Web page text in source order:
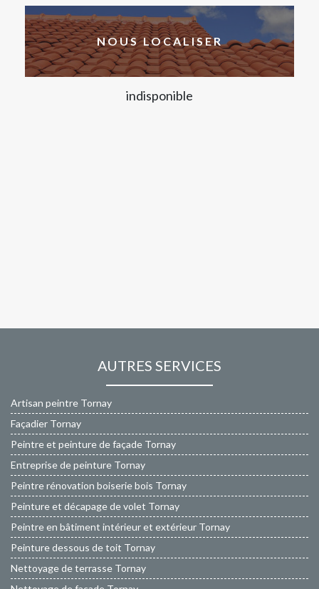
NOUS LOCALISER
indisponible
AUTRES SERVICES
Artisan peintre Tornay
Façadier Tornay
Peintre et peinture de façade Tornay
Entreprise de peinture Tornay
Peintre rénovation boiserie bois Tornay
Peinture et décapage de volet Tornay
Peintre en bâtiment intérieur et extérieur Tornay
Peinture dessous de toit Tornay
Nettoyage de terrasse Tornay